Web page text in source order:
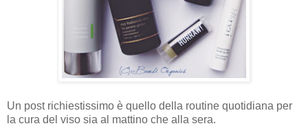
Un post richiestissimo è quello della routine quotidiana per
la cura del viso sia al mattino che alla sera.